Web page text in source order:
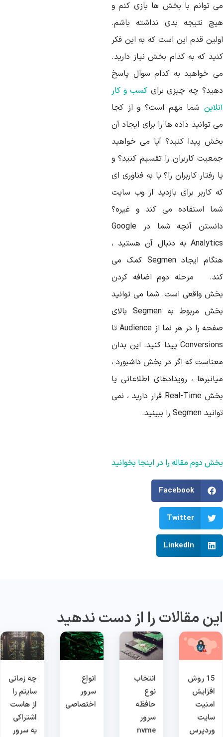
توانم با بخش ها بازی کنم و
نتیجه بدی نداشته باشم.
قدم این است که به این فکر
که به کدام بخش نیاز دارید.
خواهید به کدام سوال پاسخ
چه چیزی برای کسب و کار
شما مهم است؟ و از کجا
توانید داده ها را برای ایجاد آن
پیدا کنید؟ آیا می خواهید
کاربران را تقسیم کنید؟ و
رفتار کاربران را؟ یا به فناوری ای
کاربر برای بازدید از وب سایت
استفاده می کند و غیره؟
آنچه شما در
Google
به دنبال آن هستید ،
ایجاد Segmenکمک می
مرحله دوم اضافه کردن
واقعی است. شما می توانید
مربوط به Segmenبالای
را در هر نما ازAudienceتا
پیدا کنید. این بدان
که اگر در بخش داشبورد ،
، رویدادهای اطلاعاتی یا
Real-Timeقرار دارید ، نمی
Segmenرا ببینید.
دوم مقاله را در اینجا بخوانید
Facebook
Twitter
LinkedIn
مقالات را از دست ندهید
15 روش
افزایش
امنیت
سایت
وردپرس
انتخاب
نوع
حافظه
سرور
nvme
انواع
سرور
اختصاصی
چه زمانی
سایتم را
از هاست
اشتراکی
به سرور